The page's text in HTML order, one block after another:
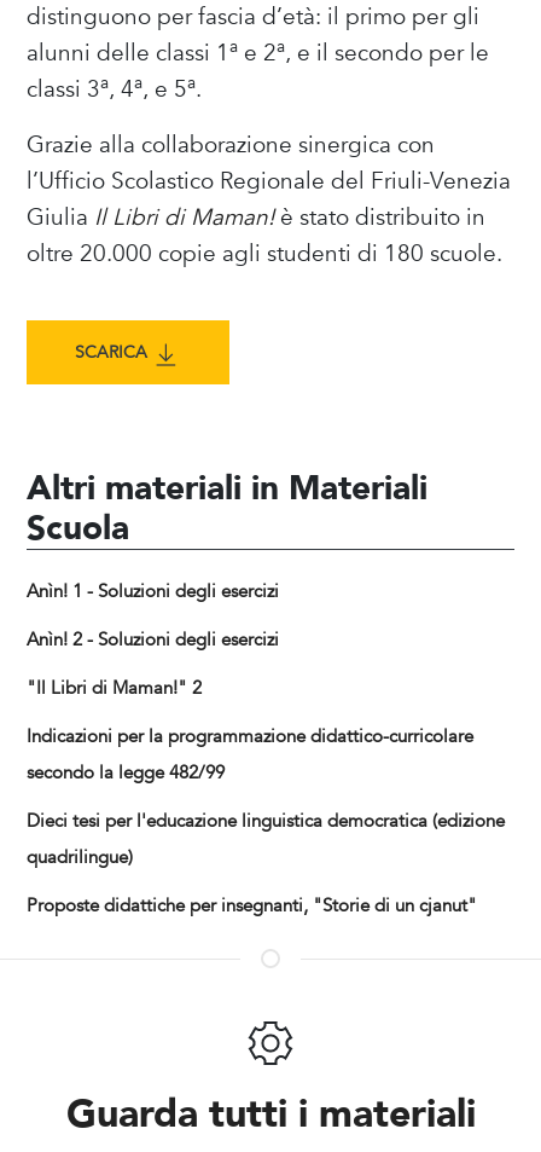
distinguono per fascia d’età: il primo per gli
alunni delle classi 1a e 2a, e il secondo per le
classi 3a, 4a, e 5a.
Grazie alla collaborazione sinergica con
l’Ufficio Scolastico Regionale del Friuli-Venezia
Giulia Il Libri di Maman!è stato distribuito in
oltre 20.000 copie agli studenti di 180 scuole.
SCARICA
Altri materiali in Materiali
Scuola
Anìn! 1 - Soluzioni degli esercizi
Anìn! 2 - Soluzioni degli esercizi
"Il Libri di Maman!" 2
Indicazioni per la programmazione didattico-curricolare
secondo la legge 482/99
Dieci tesi per l'educazione linguistica democratica (edizione
quadrilingue)
Proposte didattiche per insegnanti, "Storie di un cjanut"
Guarda tutti i materiali